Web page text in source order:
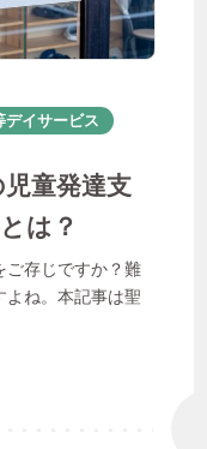
Unipos
れ
デイサービス
童発達支
は？
ご存じですか？難
よね。本記事は聖